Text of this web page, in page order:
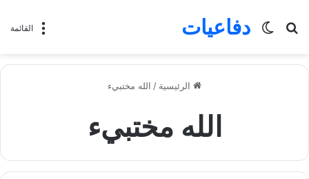
القائمة دفاعيات
بحث
الوضع
الرئيسية / الله مختبيء
الله مختبيء